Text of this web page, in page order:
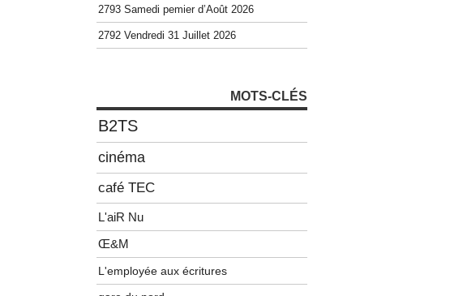
2793 Samedi pemier d’Août 2026
2792 Vendredi 31 Juillet 2026
MOTS-CLÉS
B2TS
cinéma
café TEC
L'aiR Nu
Œ&M
L'employée aux écritures